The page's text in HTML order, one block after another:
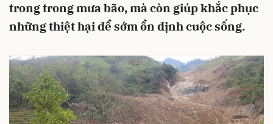
trong trong mưa bão, mà còn giúp khắc phục
những thiệt hại để sớm ổn định cuộc sống.